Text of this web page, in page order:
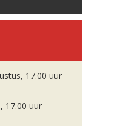
17.00 uur
17.00 uur